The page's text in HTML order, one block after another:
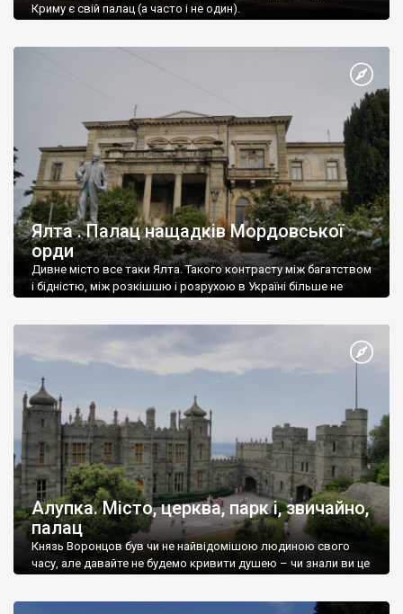
Криму є свій палац (а часто і не один).
Ялта . Палац нащадків Мордовської
орди
Дивне місто все таки Ялта. Такого контрасту між багатством
і бідністю, між розкішшю і розрухою в Україні більше не
Алупка. Місто, церква, парк і, звичайно,
палац
Князь Воронцов був чи не найвідомішою людиною свого
часу, але давайте не будемо кривити душею – чи знали ви це